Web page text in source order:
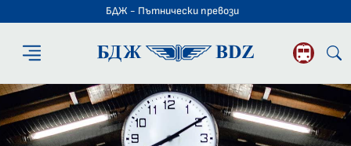
БДЖ - Пътнически превози
БДЖ -